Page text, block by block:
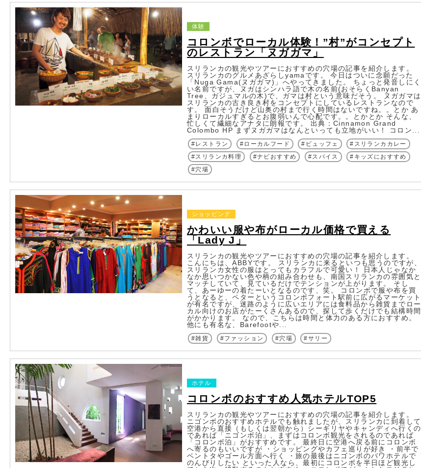
コロンボでローカル体験！”村”がコンセプト
のレストラン「ヌガガマ」
体験
スリランカの観光やツアーにおすすめの穴場の記事を紹介します。
スリランカのグルメあざらしyamaです。 今日はついに念願だった
「Nuga Gama(ヌガガマ)」へやってきました。 ちょっと発音しにく
い名前ですが、ヌガはシンハラ語で木の名前(おそらくBanyan
Tree、ガジュマルの木)で、ガマは村という意味だそう。 ヌガガマは
スリランカの古き良き村をコンセプトにしているレストランなので
す。 面白そうだけど山奥の村まで行く時間はないですね。。とか あ
まりローカルすぎるとお腹弱いんで心配です。。とかとか そんな、
忙しくて繊細なアナタに朗報です。 出典：Cinnamon Grand
Colombo HP まずヌガガマはなんといっても立地がいい！ コロン...
レストラン ローカルフード ビュッフェ
スリランカカレー
スリランカ料理
ナビおすすめ スパイス
キッズにおすすめ
穴場
かわいい服や布がローカル価格で買える
「Lady J」
ショッピング
スリランカの観光やツアーにおすすめの穴場の記事を紹介します。
こんにちは、ABBYです。 スリランカに来るといつも思うのですが、
スリランカ女性の服はとってもカラフルで可愛い！ 日本人じゃなか
なか思いつかない色や柄の組み合わせも、南国スリランカの雰囲気と
マッチしていて、見ているだけでテンションが上がります。 そし
て、あーゆーの着たーいとなるのです、笑。 コロンボで服や布を買
うとなると、ペターというコロンボフォート駅前に広がるマーケット
が有名ですが、迷路のように広いエリアには食料品から雑貨までロー
カル向けのお店がたーくさんあるので、探して歩くだけでも結構時間
がかかります。 なので、こちらは時間と体力のある方におすすめ。
他にも有名な、Barefootや...
雑貨 ファッション 穴場 サリー
コロンボのおすすめ人気ホテルTOP5
ホテル
スリランカの観光やツアーにおすすめの穴場の記事を紹介します。
ニゴンボのおすすめホテルでも触れましたが、スリランカに到着して
空港から直接（もしくは翌朝から）シーギリヤやキャンディへ行くの
であれば「ニゴンボ泊」、まずはコロンボ観光をされるのであれば
「コロンボ泊」がおすすめです。 最終日に空港へ戻る前にコロンボ
へ寄るのもいいですが ・ショッピングやカフェ巡りが好き ・前半で
ベントタやゴール方面へ行く ・旅の最後はニゴンボのバワホテルで
のんびりしたい といった人なら、最初にコロンボを半日ほど観光し